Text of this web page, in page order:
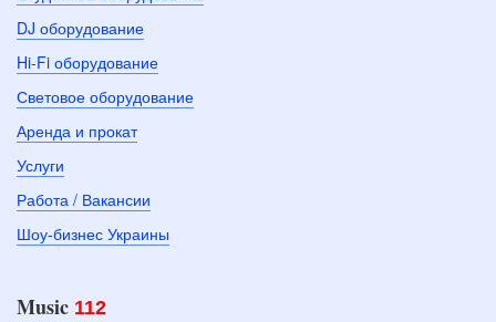
DJ оборудование
Hi-Fi оборудование
Световое оборудование
Аренда и прокат
Услуги
Работа / Вакансии
Шоу-бизнес Украины
Music 112